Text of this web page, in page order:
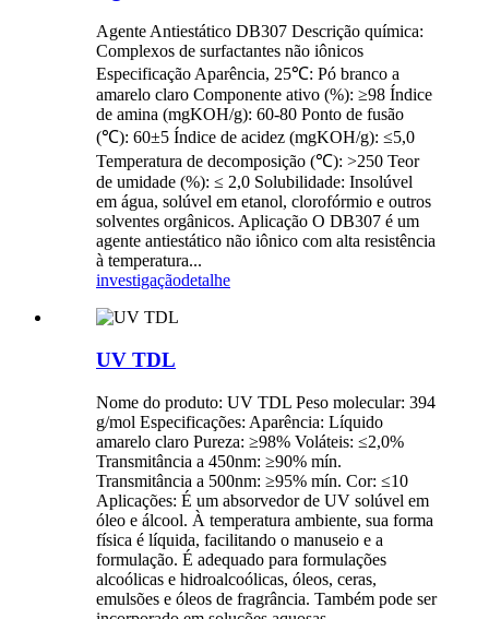
Agente Antiestático DB307 Descrição química:
Complexos de surfactantes não iônicos
Especificação Aparência, 25℃: Pó branco a
amarelo claro Componente ativo (%): ≥98 Índice
de amina (mgKOH/g): 60-80 Ponto de fusão
(℃): 60±5 Índice de acidez (mgKOH/g): ≤5,0
Temperatura de decomposição (℃): >250 Teor
de umidade (%): ≤ 2,0 Solubilidade: Insolúvel
em água, solúvel em etanol, clorofórmio e outros
solventes orgânicos. Aplicação O DB307 é um
agente antiestático não iônico com alta resistência
à temperatura...
investigaçãodetalhe
UV TDL
Nome do produto: UV TDL Peso molecular: 394
g/mol Especificações: Aparência: Líquido
amarelo claro Pureza: ≥98% Voláteis: ≤2,0%
Transmitância a 450nm: ≥90% mín.
Transmitância a 500nm: ≥95% mín. Cor: ≤10
Aplicações: É um absorvedor de UV solúvel em
óleo e álcool. À temperatura ambiente, sua forma
física é líquida, facilitando o manuseio e a
formulação. É adequado para formulações
alcoólicas e hidroalcoólicas, óleos, ceras,
emulsões e óleos de fragrância. Também pode ser